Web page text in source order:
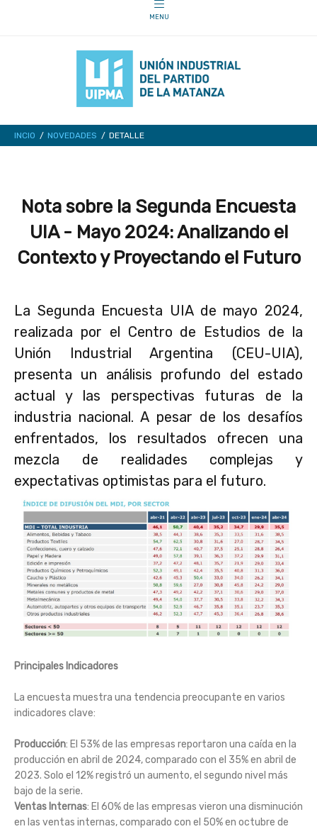
INCIO NOVEDADES DETALLE
Nota sobre la Segunda Encuesta
UIA - Mayo 2024: Analizando el
Contexto y Proyectando el Futuro
La Segunda Encuesta UIA de mayo 2024,
realizada por el Centro de Estudios de la
Unión Industrial Argentina (CEU-UIA),
presenta un análisis profundo del estado
actual y las perspectivas futuras de la
industria nacional. A pesar de los desafíos
enfrentados, los resultados ofrecen una
mezcla de realidades complejas y
expectativas optimistas para el futuro.
Principales Indicadores
La encuesta muestra una tendencia preocupante en varios
indicadores clave:
Producción: El 53% de las empresas reportaron una caída en la
producción en abril de 2024, comparado con el 35% en abril de
2023. Solo el 12% registró un aumento, el segundo nivel más
bajo de la serie.
Ventas Internas: El 60% de las empresas vieron una disminución
en las ventas internas, comparado con el 50% en octubre de